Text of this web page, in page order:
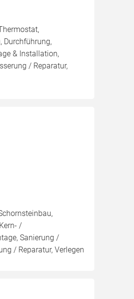
Durchführung,
& Installation,
/ Reparatur,
/
Sanierung /
/ Reparatur, Verlegen